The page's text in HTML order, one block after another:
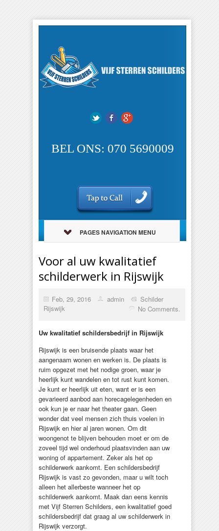
BEL ONS: 070 5690009
PAGES NAVIGATION MENU
Voor al uw kwalitatief
schilderwerk in Rijswijk
Feb, 29, 2016 admin
Schilder
Rijswijk
No Comments.
Uw kwalitatief schildersbedrijf in Rijswijk
Rijswijk is een bruisende plaats waar het
aangenaam wonen en werken is. De plaats is
ruim opgezet met het nodige groen, waar je
heerlijk kunt wandelen en tot rust kunt komen.
Je kunt er heerlijk uit eten, want er is een
gevarieerd aanbod aan horecagelegenheden en
ook kun je er naar het theater gaan. Geen
wonder dat veel mensen zich thuis voelen in
Rijswijk en hier al jaren wonen. Om dit
woongenot te blijven behouden moet er om de
zoveel tijd wel onderhoud plaatsvinden aan uw
woning of appartement. Zeker als het op
schilderwerk aankomt. Een schildersbedrijf
Rijswijk is vast zo gevonden, maar u wilt toch
alleen het allerbeste wanneer het op
schilderwerk aankomt. Maak dan eens kennis
met Vijf Sterren Schilders, een kwalitatief goed
schildersbedrijf dat graag al uw schilderwerk in
Rijswijk verzorgt.